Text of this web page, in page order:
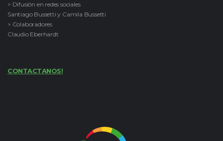
> Difusión en redes sociales
Santiago Bussetti y Camila Bussetti
> Colaboradores
Claudio Eberhardt
CONTACTANOS!